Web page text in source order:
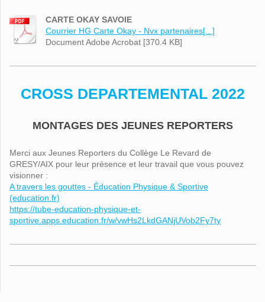
CARTE OKAY SAVOIE
Courrier HG Carte Okay - Nvx partenaires[...]
Document Adobe Acrobat [370.4 KB]
CROSS DEPARTEMENTAL 2022
MONTAGES DES JEUNES REPORTERS
Merci aux Jeunes Reporters du Collège Le Revard de
GRESY/AIX pour leur présence et leur travail que vous pouvez
visionner :
A travers les gouttes - Éducation Physique & Sportive
(education.fr)
https://tube-education-physique-et-
sportive.apps.education.fr/w/vwHs2LkdGANjUVob2Fy7ty